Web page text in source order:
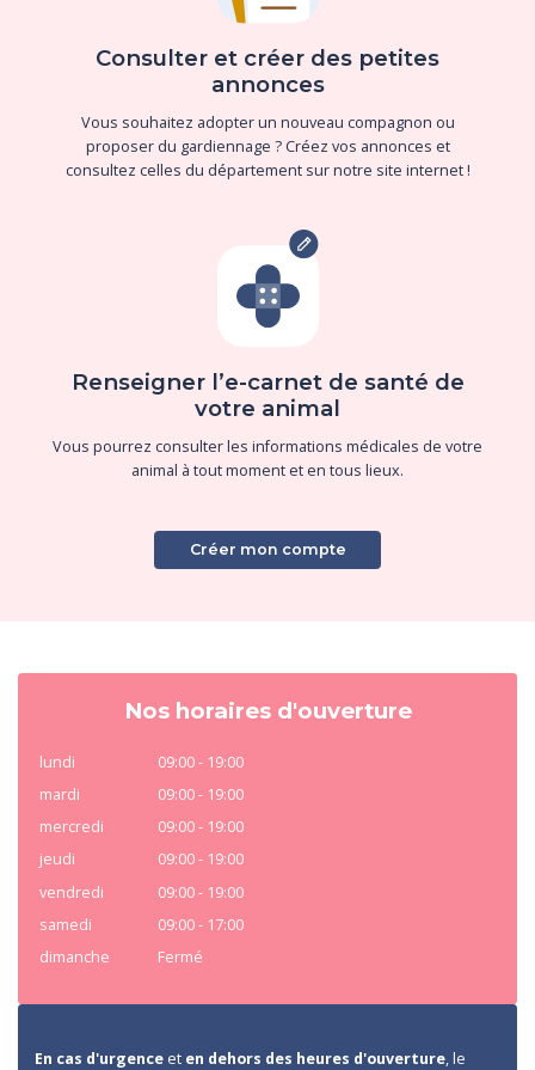
Consulter et créer des petites
annonces
Vous souhaitez adopter un nouveau compagnon ou
proposer du gardiennage ? Créez vos annonces et
consultez celles du département sur notre site internet !
Renseigner l’e-carnet de santé de
votre animal
Vous pourrez consulter les informations médicales de votre
animal à tout moment et en tous lieux.
Créer mon compte
Nos horaires d'ouverture
lundi
09:00 - 19:00
mardi
09:00 - 19:00
mercredi
09:00 - 19:00
jeudi
09:00 - 19:00
vendredi
09:00 - 19:00
samedi
09:00 - 17:00
dimanche
Fermé
En cas d'urgence et en dehors des heures d'ouverture, le